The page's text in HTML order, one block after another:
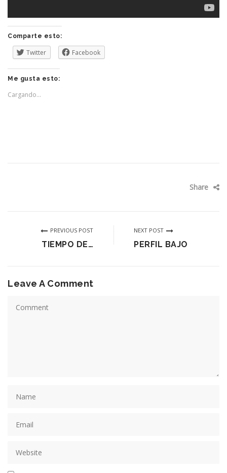
Comparte esto:
Twitter Facebook
Me gusta esto:
Cargando...
Share
PREVIOUS POST
TIEMPO DE…
NEXT POST
PERFIL BAJO
Leave A Comment